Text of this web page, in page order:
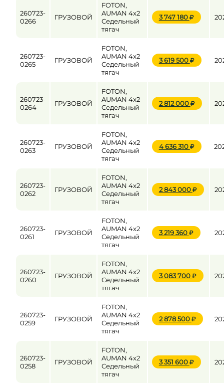
260723-
0266
ГРУЗОВОЙ
FOTON,
AUMAN 4x2
Седельный
тягач
3 747 180
260723-
0265
ГРУЗОВОЙ
FOTON,
AUMAN 4x2
Седельный
тягач
3 619 500
260723-
0264
ГРУЗОВОЙ
FOTON,
AUMAN 4x2
Седельный
тягач
2 812 000
260723-
0263
ГРУЗОВОЙ
FOTON,
AUMAN 4x2
Седельный
тягач
4 636 310
260723-
0262
ГРУЗОВОЙ
FOTON,
AUMAN 4x2
Седельный
тягач
2 843 000
260723-
0261
ГРУЗОВОЙ
FOTON,
AUMAN 4x2
Седельный
тягач
3 219 360
260723-
0260
ГРУЗОВОЙ
FOTON,
AUMAN 4x2
Седельный
тягач
3 083 700
260723-
0259
ГРУЗОВОЙ
FOTON,
AUMAN 4x2
Седельный
тягач
2 878 500
260723-
0258
ГРУЗОВОЙ
FOTON,
AUMAN 4x2
Седельный
тягач
3 351 600